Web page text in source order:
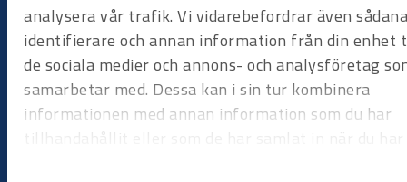
analysera vår trafik. Vi vidarebefordrar även sådana
identifierare och annan information från din enhet
de sociala medier och annons- och analysföretag
samarbetar med. Dessa kan i sin tur kombinera
informationen med annan information som du har
använt deras tjänster.
Bygg på dina villkor
Hyr när du behöver det
Hyr utrustning när arbetet kräver det, utan att binda kapital
eller hantera underhåll. Du väljer period, vi ser till att